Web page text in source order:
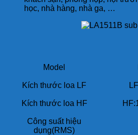
học, nhà hàng, nhà ga, …
Model
Kích thước loa LF
Kích thước loa HF
Công suất hiệu
dụng(RMS)